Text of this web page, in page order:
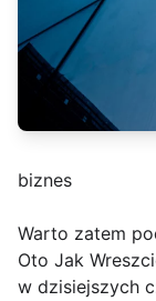
biznes
Warto zatem
Oto Jak
w dzisiejszych